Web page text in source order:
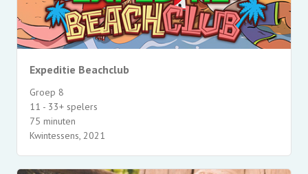
Expeditie Beachclub
Groep 8
11 - 33+ spelers
75 minuten
Kwintessens, 2021